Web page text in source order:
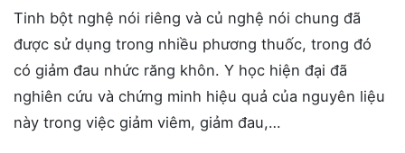
Tinh bột nghệ nói riêng và củ nghệ nói chung đã
được sử dụng trong nhiều phương thuốc, trong đó
có giảm đau nhức răng khôn. Y học hiện đại đã
nghiên cứu và chứng minh hiệu quả của nguyên liệu
này trong việc giảm viêm, giảm đau,…